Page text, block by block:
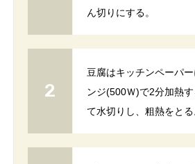
ん切りにする。
豆腐はキッチンペーパ
ンジ(500Ｗ)で2分加熱
て水切りし、粗熱をとる